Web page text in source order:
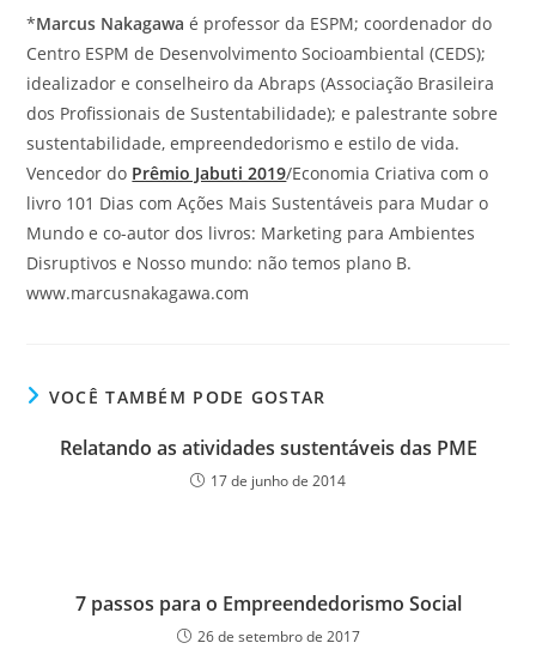
*Marcus Nakagawa é professor da ESPM; coordenador do
Centro ESPM de Desenvolvimento Socioambiental (CEDS);
idealizador e conselheiro da Abraps (Associação Brasileira
dos Profissionais de Sustentabilidade); e palestrante sobre
sustentabilidade, empreendedorismo e estilo de vida.
Vencedor do Prêmio Jabuti 2019/Economia Criativa com o
livro 101 Dias com Ações Mais Sustentáveis para Mudar o
Mundo e co-autor dos livros: Marketing para Ambientes
Disruptivos e Nosso mundo: não temos plano B.
www.marcusnakagawa.com
VOCÊ TAMBÉM PODE GOSTAR
Relatando as atividades sustentáveis das PME
17 de junho de 2014
7 passos para o Empreendedorismo Social
26 de setembro de 2017